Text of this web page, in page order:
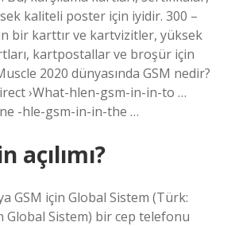
kaliteli poster için iyidir. 300 –
bir karttır ve kartvizitler, yüksek
kartpostallar ve broşür için
2020 dünyasında GSM nedir?
›What-hlen-gsm-in-in-to …
-hle-gsm-in-in-the …
açılımı?
GSM için Global Sistem (Türk:
Global Sistem) bir cep telefonu